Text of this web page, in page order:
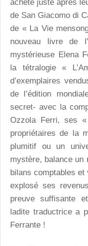
acheté juste après
de San Giacomo di
de « La Vie
nouveau livre de
mystérieuse Elena
la tétralogie «
d’exemplaires
de l’édition
secret- avec la
Ozzola Ferri, ses
propriétaires de la
plumitif ou un
mystère, balance un
bilans comptables et
explosé ses
preuve suffisante
ladite traductrice a
Ferrante !